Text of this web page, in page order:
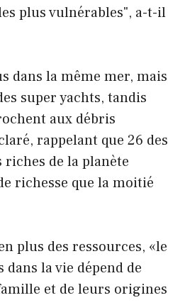
plus vulnérables", a-t-il
dans la même mer, mais
super yachts, tandis
aux débris
rappelant que 26 des
de la planète
richesse que la moitié
plus des ressources, «le
dans la vie dépend de
et de leurs origines